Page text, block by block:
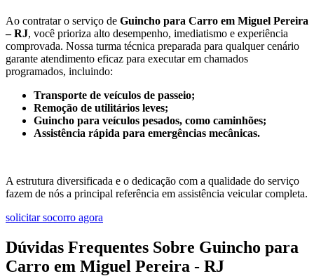
Ao contratar o serviço de Guincho para Carro em Miguel Pereira
– RJ, você prioriza alto desempenho, imediatismo e experiência
comprovada. Nossa turma técnica preparada para qualquer cenário
garante atendimento eficaz para executar em chamados
programados, incluindo:
Transporte de veículos de passeio;
Remoção de utilitários leves;
Guincho para veículos pesados, como caminhões;
Assistência rápida para emergências mecânicas.
A estrutura diversificada e o dedicação com a qualidade do serviço
fazem de nós a principal referência em assistência veicular completa.
solicitar socorro agora
Dúvidas Frequentes Sobre Guincho para
Carro em Miguel Pereira - RJ